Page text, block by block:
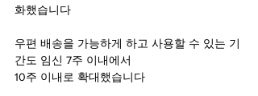
화했습니다
우편 배송을 가능하게 하고 사용할 수 있는 기
간도 임신 7주 이내에서
10주 이내로 확대했습니다